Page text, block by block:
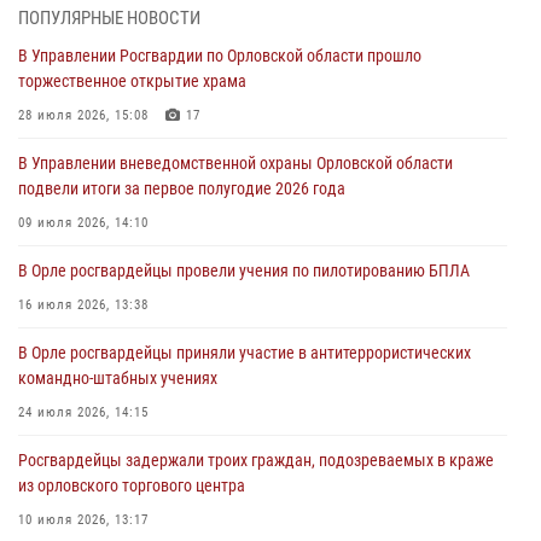
первое полугодие
05 августа 2026, 13:12
совершении противоправных действий
04 августа 2026, 14:21
04 августа 2026, 14:06
предоставлении госуслуг
03 августа 2026, 14:30
ПОПУЛЯРНЫЕ НОВОСТИ
В Управлении Росгвардии по Орловской области прошло
торжественное открытие храма
28 июля 2026, 15:08 17
В Управлении вневедомственной охраны Орловской области
подвели итоги за первое полугодие 2026 года
09 июля 2026, 14:10
В Орле росгвардейцы провели учения по пилотированию БПЛА
16 июля 2026, 13:38
В Орле росгвардейцы приняли участие в антитеррористических
командно-штабных учениях
24 июля 2026, 14:15
Росгвардейцы задержали троих граждан, подозреваемых в краже
из орловского торгового центра
10 июля 2026, 13:17